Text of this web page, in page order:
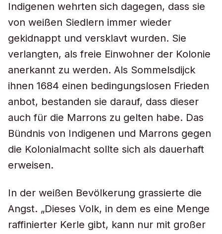
Indigenen wehrten sich dagegen, dass sie
von weißen Siedlern immer wieder
gekidnappt und versklavt wurden. Sie
verlangten, als freie Einwohner der Kolonie
anerkannt zu werden. Als Sommelsdijck
ihnen 1684 einen bedingungslosen Frieden
anbot, bestanden sie darauf, dass dieser
auch für die Marrons zu gelten habe. Das
Bündnis von Indigenen und Marrons gegen
die Kolonialmacht sollte sich als dauerhaft
erweisen.
In der weißen Bevölkerung grassierte die
Angst. „Dieses Volk, in dem es eine Menge
raffinierter Kerle gibt, kann nur mit großer